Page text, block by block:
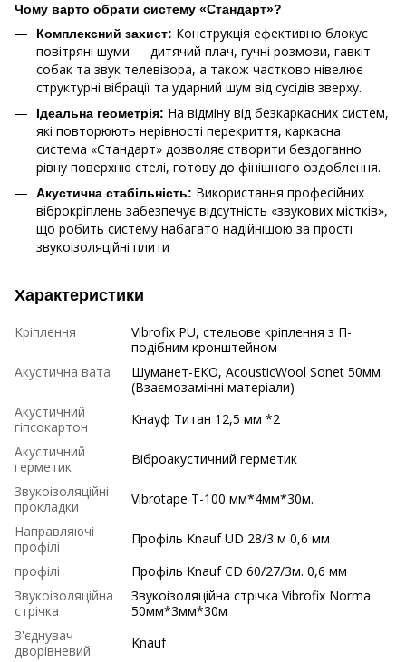
Чому варто обрати систему «Стандарт»?
Комплексний захист: Конструкція ефективно блокує
повітряні шуми — дитячий плач, гучні розмови, гавкіт
собак та звук телевізора, а також частково нівелює
структурні вібрації та ударний шум від сусідів зверху.
Ідеальна геометрія: На відміну від безкаркасних систем,
які повторюють нерівності перекриття, каркасна
система «Стандарт» дозволяє створити бездоганно
рівну поверхню стелі, готову до фінішного оздоблення.
Акустична стабільність: Використання професійних
віброкріплень забезпечує відсутність «звукових містків»,
що робить систему набагато надійнішою за прості
звукоізоляційні плити
Характеристики
Кріплення
Vibrofix PU, стельове кріплення з П-
подібним кронштейном
Акустична вата
Шуманет-ЕКО, AcousticWool Sonet 50мм.
(Взаємозамінні матеріали)
Акустичний
гіпсокартон
Кнауф Титан 12,5 мм *2
Акустичний
герметик
Віброакустичний герметик
Звукоізоляційні
прокладки
Vibrotape T-100 мм*4мм*30м.
Направляючі
профілі
Профіль Knauf UD 28/3 м 0,6 мм
профілі
Профіль Knauf CD 60/27/3м. 0,6 мм
Звукоізоляційна
стрічка
Звукоізоляційна стрічка Vibrofix Norma
50мм*3мм*30м
З'єднувач
дворівневий
Knauf